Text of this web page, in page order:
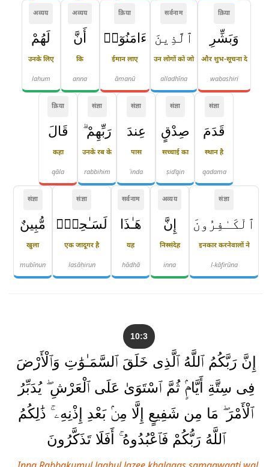
क्रिया
وَبَشِّرِ
और शुभ-सूचना दे
wabashiri
सर्वनाम
ٱلَّذِينَ
उन लोगों को जो
alladhīna
क्रिया
ءَامَنُوٓا۟
ईमान लाए
āmanū
अव्यय
أَنَّ
कि
anna
अव्यय
لَهُمْ
उनके लिए
lahum
संज्ञा
قَدَمَ
स्थान है
qadama
संज्ञा
صِدْقٍ
सच्चाई का
ṣid'qin
संज्ञा
عِندَ
पास
ʿinda
संज्ञा
رَبِّهِمْ ۗ
उनके रब के
rabbihim
क्रिया
قَالَ
कहा
qāla
संज्ञा
ٱلْكَـٰفِرُونَ
इनकार करनेवालों ने
l-kāfirūna
अव्यय
إِنَّ
निस्संदेह
inna
सर्वनाम
هَـٰذَا
यह
hādhā
संज्ञा
لَسَـٰحِرٌۭ
एक जादूगर है
lasāḥirun
संज्ञा
مُّبِينٌ
खुला
mubīnun
10:3
إِنَّ رَبَّكُمُ ٱللَّهُ ٱلَّذِى خَلَقَ ٱلسَّمَـٰوَٰتِ وَٱلْأَرْضَ
فِى سِتَّةِ أَيَّامٍۢ ثُمَّ ٱسْتَوَىٰ عَلَى ٱلْعَرْشِ ۖ يُدَبِّرُ
ٱلْأَمْرَ ۖ مَا مِن شَفِيعٍ إِلَّا مِنۢ بَعْدِ إِذْنِهِۦ ۚ ذَٰلِكُمُ
ٱللَّهُ رَبُّكُمْ فَٱعْبُدُوهُ ۚ أَفَلَا تَذَكَّرُونَ